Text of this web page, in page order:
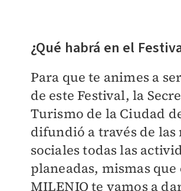
¿Qué habrá en el
Para que te animes a
de este Festival, la
Turismo de la Ciudad
difundió a través de las
sociales todas las
planeadas, mismas que
MILENIOte vamos a